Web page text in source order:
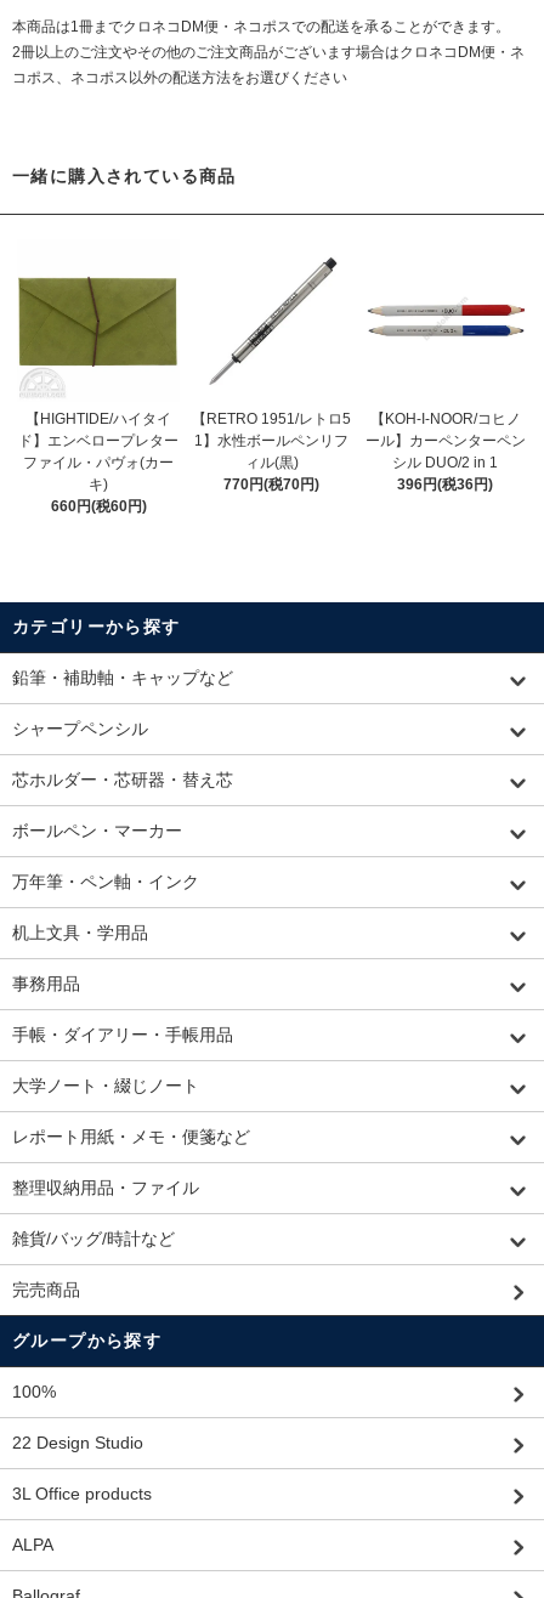
本商品は1冊までクロネコDM便・ネコポスでの配送を承ることができます。
2冊以上のご注文やその他のご注文商品がございます場合はクロネコDM便・ネ
コポス、ネコポス以外の配送方法をお選びください
一緒に購入されている商品
【HIGHTIDE/ハイタイ
ド】エンベロープレター
ファイル・パヴォ(カー
キ)
660円(税60円)
【RETRO 1951/レトロ5
1】水性ボールペンリフ
ィル(黒)
770円(税70円)
【KOH-I-NOOR/コヒノ
ール】カーペンターペン
シル DUO/2 in 1
396円(税36円)
カテゴリーから探す
鉛筆・補助軸・キャップなど
シャープペンシル
芯ホルダー・芯研器・替え芯
ボールペン・マーカー
万年筆・ペン軸・インク
机上文具・学用品
事務用品
手帳・ダイアリー・手帳用品
大学ノート・綴じノート
レポート用紙・メモ・便箋など
整理収納用品・ファイル
雑貨/バッグ/時計など
完売商品
グループから探す
100%
22 Design Studio
3L Office products
ALPA